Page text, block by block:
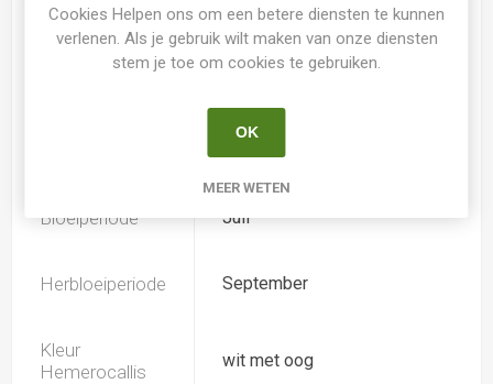
Geurend Nee
Bloeiperiode Juli
Herbloeiperiode September
Kleur
Hemerocallis
wit met oog
Cookies Helpen ons om een betere diensten te kunnen
verlenen. Als je gebruik wilt maken van onze diensten
stem je toe om cookies te gebruiken.
OK
MEER WETEN